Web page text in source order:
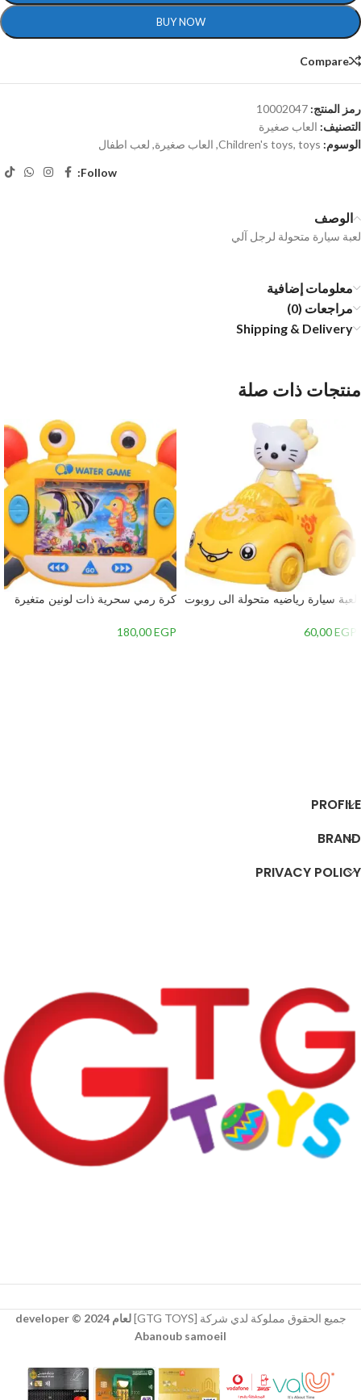
BUY NOW
Compare
رمز المنتج: 10002047
التصنيف: العاب صغيرة
الوسوم:
Children's toys, toys
, العاب صغيرة, لعب اطفال
Follow:
الوصف
لعبة سيارة متحولة لرجل آلي
معلومات إضافية
مراجعات (0)
Shipping & Delivery
منتجات ذات صلة
لعبة سيارة رياضيه متحولة الى روبوت
60,00EGP
كرة رمي سحرية ذات لونين متغيرة
180,00EGP
PROFILE
BRAND
PRIVACY POLICY
جميع الحقوق مملوكة لدي شركة [GTG TOYS]
لعام 2024 © developer
Abanoub samoeil